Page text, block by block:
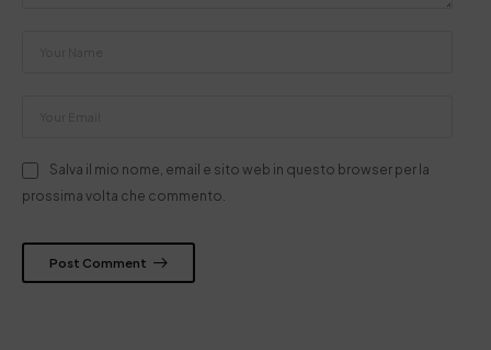
Salva il mio nome, email e sito web in questo browser per la
prossima volta che commento.
Post Comment